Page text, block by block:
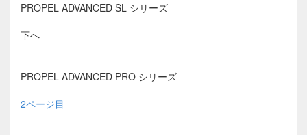
PROPEL ADVANCED SL シリーズ
下へ
PROPEL ADVANCED PRO シリーズ
2ページ目